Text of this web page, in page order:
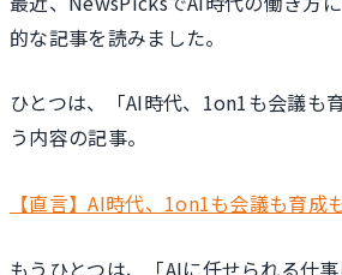
的な記事を読みました。
ひとつは、「AI時代、1on1も会議も
う内容の記事。
【直言】AI時代、1on1も会議も育成
もうひとつは、「AIに任せられる仕事